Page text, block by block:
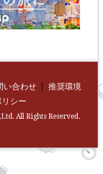
い合わせ
推奨環境
シー
All Rights Reserved.